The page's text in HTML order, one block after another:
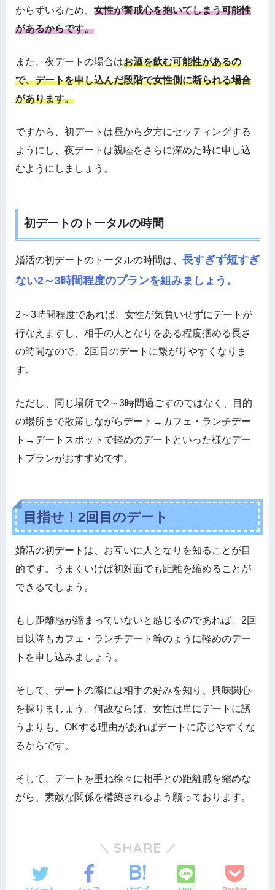
からずいるため、 女性が警戒心を抱いてしまう可能性
があるからです。
また、夜デートの場合はお酒を飲む可能性があるの
で、デートを申し込んだ段階で女性側に断られる場合
があります。
ですから、初デートは昼から夕方にセッティングする
ようにし、夜デートは親睦をさらに深めた時に申し込
むようにしましょう。
初デートのトータルの時間
婚活の初デートのトータルの時間は、 長すぎず短すぎ
ない2～3時間程度のプランを組みましょう。
2～3時間程度であれば、女性が気負いせずにデートが
行なえますし、相手の人となりをある程度掴める長さ
の時間なので、2回目のデートに繋がりやすくなりま
す。
ただし、同じ場所で2～3時間過ごすのではなく、目的
の場所まで散策しながらデート→カフェ・ランチデー
ト→デートスポットで軽めのデートといった様なデー
トプランがおすすめです。
目指せ！2回目のデート
婚活の初デートは、お互いに人となりを知ることが目
的です。うまくいけば初対面でも距離を縮めることが
できるでしょう。
もし距離感が縮まっていないと感じるのであれば、2回
目以降もカフェ・ランチデート等のように軽めのデー
トを申し込みましょう。
そして、デートの際には相手の好みを知り、興味関心
を探りましょう。何故ならば、女性は単にデートに誘
うよりも、OKする理由があればデートに応じやすくな
るからです。
そして、デートを重ね徐々に相手との距離感を縮めな
がら、素敵な関係を構築されるよう願っております。
SHARE